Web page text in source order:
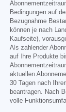
Bedingungen auf
Bezugnahme
können je nach
Kaufseite),
Als zahlender
auf Ihre Produkte
aktuellen
30 Tagen nach
beantragen. Nach
volle